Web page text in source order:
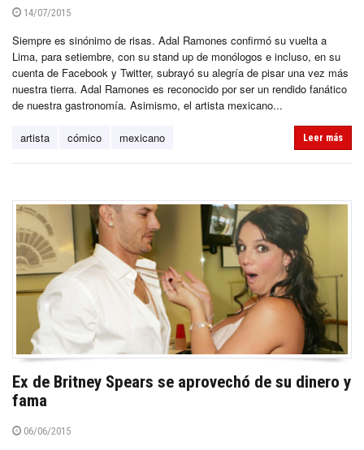
14/07/2015
Siempre es sinónimo de risas. Adal Ramones confirmó su vuelta a
Lima, para setiembre, con su stand up de monólogos e incluso, en su
cuenta de Facebook y Twitter, subrayó su alegría de pisar una vez más
nuestra tierra. Adal Ramones es reconocido por ser un rendido fanático
de nuestra gastronomía. Asimismo, el artista mexicano...
artista cómico mexicano Leer más
Ex de Britney Spears se aprovechó de su dinero y
fama
06/06/2015